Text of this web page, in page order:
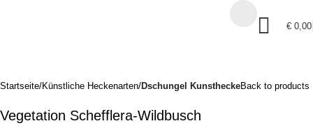
€ 0,00
Startseite Künstliche Heckenarten Dschungel KunstheckeBack to products
Vegetation Schefflera-Wildbusch